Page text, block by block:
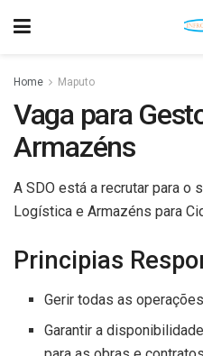
Home Maputo
Vaga para
Armazéns
A SDO está a recrutar para o
Logística e Armazéns para
Principias
Gerir todas as
Garantir a